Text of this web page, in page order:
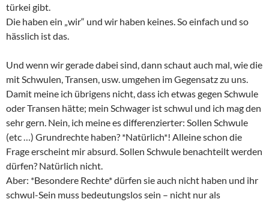
türkei gibt.
Die haben ein „wir“ und wir haben keines. So einfach und so
hässlich ist das.
Und wenn wir gerade dabei sind, dann schaut auch mal, wie die
mit Schwulen, Transen, usw. umgehen im Gegensatz zu uns.
Damit meine ich übrigens nicht, dass ich etwas gegen Schwule
oder Transen hätte; mein Schwager ist schwul und ich mag den
sehr gern. Nein, ich meine es differenzierter: Sollen Schwule
(etc …) Grundrechte haben? *Natürlich*! Alleine schon die
Frage erscheint mir absurd. Sollen Schwule benachteilt werden
dürfen? Natürlich nicht.
Aber: *Besondere Rechte* dürfen sie auch nicht haben und ihr
schwul-Sein muss bedeutungslos sein – nicht nur als